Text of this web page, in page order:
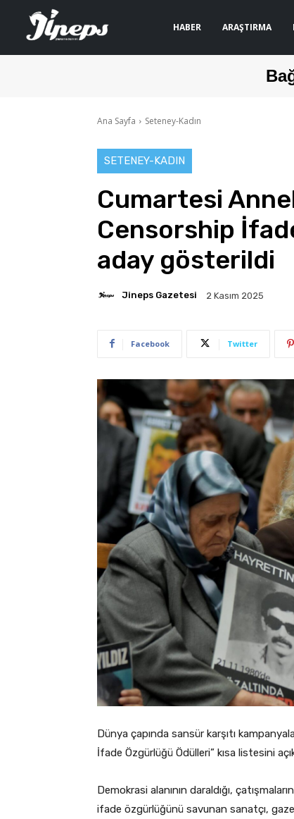
HABER ARAŞTIRMA
Ana Sayfa Seteney-Kadın
SETENEY-KADIN
Cumartesi
Censorship
aday gösterildi
Jineps Gazetesi 2 Kasım 2025
Facebook Twitter
Dünya çapında sansür karşıtı
İfade Özgürlüğü Ödülleri” kısa listesini
Demokrasi alanının daraldığı,
ifade özgürlüğünü savunan sanatçı,